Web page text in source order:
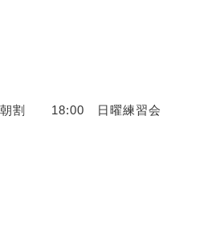
朝割 18:00 日曜練習会